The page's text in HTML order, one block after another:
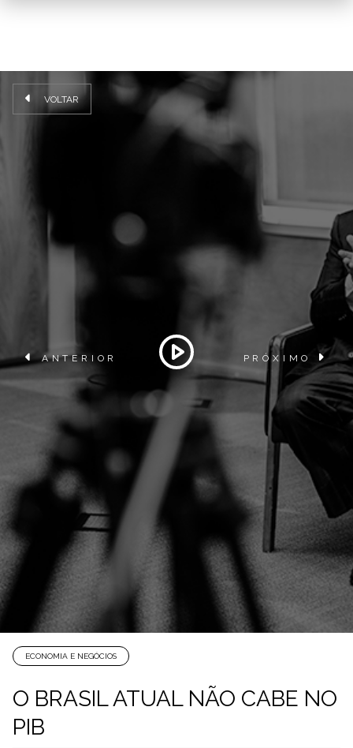
VOLTAR
ANTERIOR PRÓXIMO
ECONOMIA E NEGÓCIOS
O BRASIL ATUAL NÃO CABE NO
PIB